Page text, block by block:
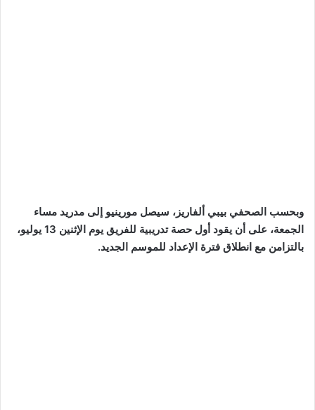
وبحسب الصحفي بيبي ألفاريز، سيصل مورينيو إلى مدريد مساء
الجمعة، على أن يقود أول حصة تدريبية للفريق يوم الإثنين 13 يوليو،
بالتزامن مع انطلاق فترة الإعداد للموسم الجديد.